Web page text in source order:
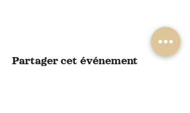
Partager cet événement